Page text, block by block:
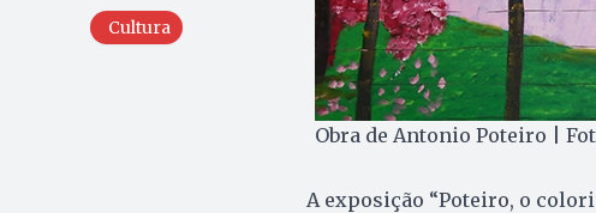
Cultura
Obra de Antonio Poteiro |
A exposição “Poteiro, o